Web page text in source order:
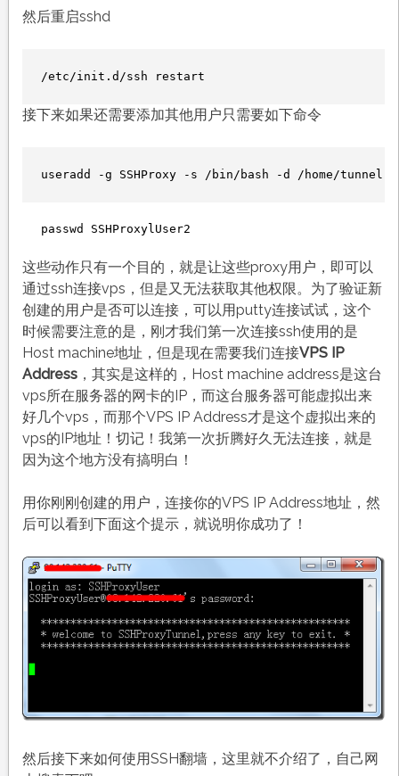
然后重启sshd
/etc/init.d/ssh restart
接下来如果还需要添加其他用户只需要如下命令
useradd -g SSHProxy -s /bin/bash -d /home/tunnel
passwd SSHProxylUser2
这些动作只有一个目的，就是让这些proxy用户，即可以
通过ssh连接vps，但是又无法获取其他权限。为了验证新
创建的用户是否可以连接，可以用putty连接试试，这个
时候需要注意的是，刚才我们第一次连接ssh使用的是
Host machine地址，但是现在需要我们连接VPS IP
Address，其实是这样的，Host machine address是这台
vps所在服务器的网卡的IP，而这台服务器可能虚拟出来
好几个vps，而那个VPS IP Address才是这个虚拟出来的
vps的IP地址！切记！我第一次折腾好久无法连接，就是
因为这个地方没有搞明白！
用你刚刚创建的用户，连接你的VPS IP Address地址，然
后可以看到下面这个提示，就说明你成功了！
然后接下来如何使用SSH翻墙，这里就不介绍了，自己网